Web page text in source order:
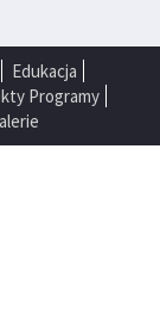
Edukacja
Programy